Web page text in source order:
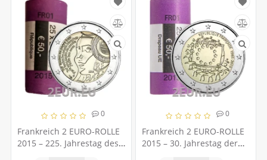
0
Frankreich 2 EURO-ROLLE
2015 – 225. Jahrestag des
0
Frankreich 2 EURO-ROLLE
2015 – 30. Jahrestag der